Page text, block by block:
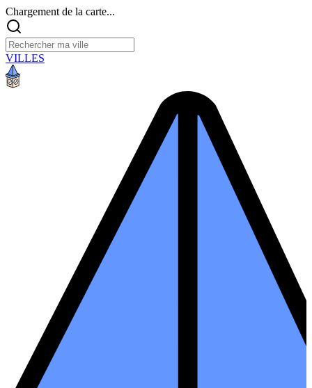
Chargement de la carte...
VILLES